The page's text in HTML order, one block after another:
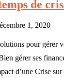
de
1, 2020
pour gérer
gérer ses
d’une Crise